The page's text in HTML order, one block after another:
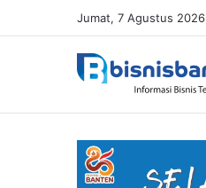
Jumat, 7 Agustus 2026